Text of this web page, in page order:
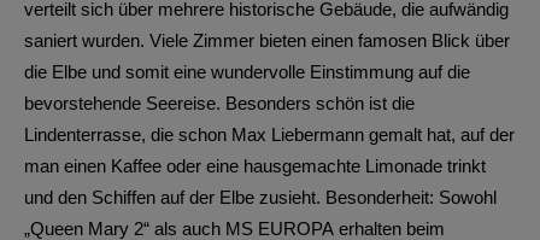
verteilt sich über mehrere historische Gebäude, die aufwändig
saniert wurden. Viele Zimmer bieten einen famosen Blick über
die Elbe und somit eine wundervolle Einstimmung auf die
bevorstehende Seereise. Besonders schön ist die
Lindenterrasse, die schon Max Liebermann gemalt hat, auf der
man einen Kaffee oder eine hausgemachte Limonade trinkt
und den Schiffen auf der Elbe zusieht. Besonderheit: Sowohl
„Queen Mary 2“ als auch MS EUROPA erhalten beim